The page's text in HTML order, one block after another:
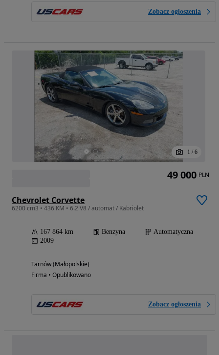
Zobacz ogłoszenia
1 / 6
Chevrolet Corvette
6200 cm3 • 436 KM • 6.2 V8 / automat / Kabriolet
167 864 km Benzyna
Automatyczna
2009
Tarnów (Małopolskie)
Firma • Opublikowano
Zobacz ogłoszenia
49 000 PLN